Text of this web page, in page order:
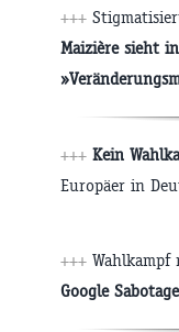
+++
Maizière sieht
+++ Kein
Europäer in
+++ Wahlkampf
Google